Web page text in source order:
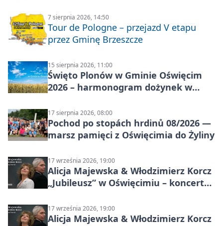
7 sierpnia 2026, 14:50
Tour de Pologne – przejazd V etapu
przez Gminę Brzeszcze
15 sierpnia 2026, 11:00
Święto Plonów w Gminie Oświęcim
2026 – harmonogram dożynek w
17 sierpnia 2026, 08:00
Pochod po stopách hrdinů 08/2026 —
marsz pamięci z Oświęcimia do Żyliny
17 września 2026, 19:00
Alicja Majewska & Włodzimierz Korcz
„Jubileusz” w Oświęcimiu – koncert
17 września 2026, 19:00
Alicja Majewska & Włodzimierz Korcz